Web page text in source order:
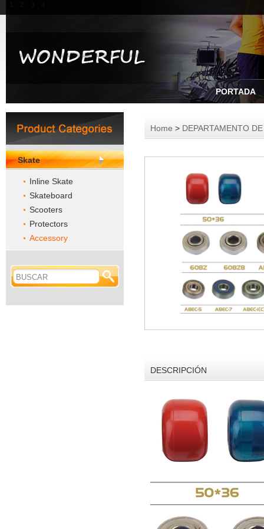
PORTADA
Skate
Inline Skate
Skateboard
Scooters
Protectors
Accessory
Home > DEPARTAMENTO
DESCRIPCIÓN